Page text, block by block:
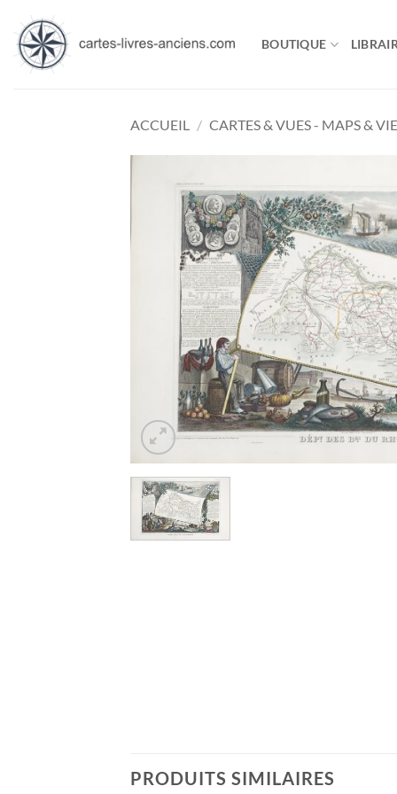
contenu
BOUTIQUE
ACCUEIL / CARTES & VUES - MAPS &
PRODUITS SIMILAIRES